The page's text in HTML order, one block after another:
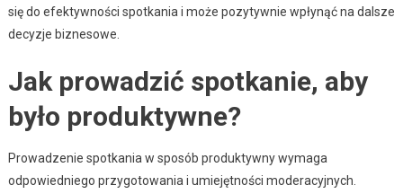
się do efektywności spotkania i może pozytywnie wpłynąć na dalsze
decyzje biznesowe.
Jak prowadzić spotkanie, aby
było produktywne?
Prowadzenie spotkania w sposób produktywny wymaga
odpowiedniego przygotowania i umiejętności moderacyjnych.